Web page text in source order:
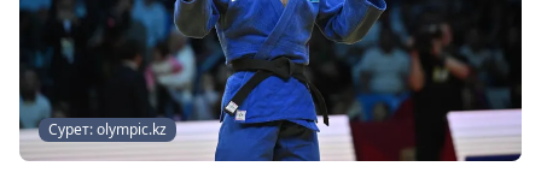
Сурет: olympic.kz